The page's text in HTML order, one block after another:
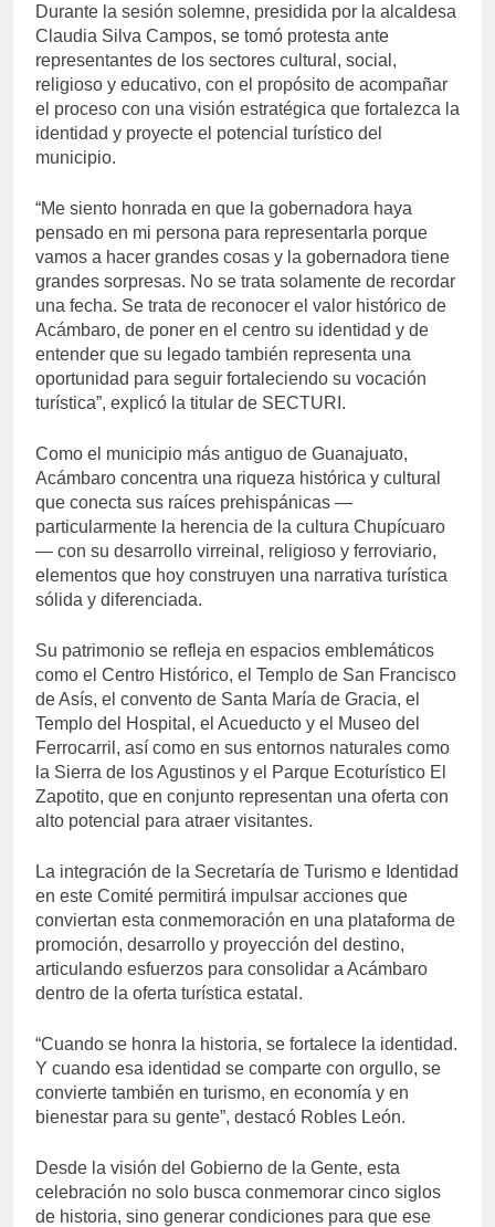
Durante la sesión solemne, presidida por la alcaldesa
Claudia Silva Campos, se tomó protesta ante
representantes de los sectores cultural, social,
religioso y educativo, con el propósito de acompañar
el proceso con una visión estratégica que fortalezca la
identidad y proyecte el potencial turístico del
municipio.
“Me siento honrada en que la gobernadora haya
pensado en mi persona para representarla porque
vamos a hacer grandes cosas y la gobernadora tiene
grandes sorpresas. No se trata solamente de recordar
una fecha. Se trata de reconocer el valor histórico de
Acámbaro, de poner en el centro su identidad y de
entender que su legado también representa una
oportunidad para seguir fortaleciendo su vocación
turística”, explicó la titular de SECTURI.
Como el municipio más antiguo de Guanajuato,
Acámbaro concentra una riqueza histórica y cultural
que conecta sus raíces prehispánicas —
particularmente la herencia de la cultura Chupícuaro
— con su desarrollo virreinal, religioso y ferroviario,
elementos que hoy construyen una narrativa turística
sólida y diferenciada.
Su patrimonio se refleja en espacios emblemáticos
como el Centro Histórico, el Templo de San Francisco
de Asís, el convento de Santa María de Gracia, el
Templo del Hospital, el Acueducto y el Museo del
Ferrocarril, así como en sus entornos naturales como
la Sierra de los Agustinos y el Parque Ecoturístico El
Zapotito, que en conjunto representan una oferta con
alto potencial para atraer visitantes.
La integración de la Secretaría de Turismo e Identidad
en este Comité permitirá impulsar acciones que
conviertan esta conmemoración en una plataforma de
promoción, desarrollo y proyección del destino,
articulando esfuerzos para consolidar a Acámbaro
dentro de la oferta turística estatal.
“Cuando se honra la historia, se fortalece la identidad.
Y cuando esa identidad se comparte con orgullo, se
convierte también en turismo, en economía y en
bienestar para su gente”, destacó Robles León.
Desde la visión del Gobierno de la Gente, esta
celebración no solo busca conmemorar cinco siglos
de historia, sino generar condiciones para que ese